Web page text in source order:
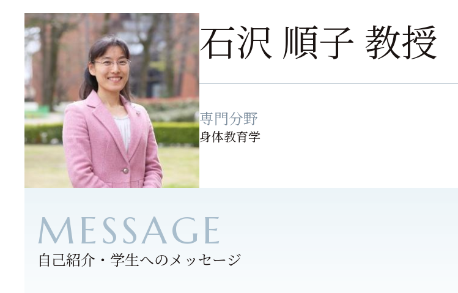
石沢 順子 教授
専門分野
身体教育学
自己紹介・学生へのメッセージ